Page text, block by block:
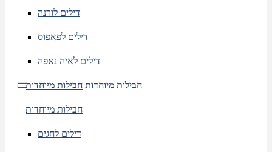
דילים לורנה
דילים לפאפוס
דילים לאיה נאפה
חבילות מיוחדות חבילות מיוחדות
חבילות מיוחדות
דילים לחגים